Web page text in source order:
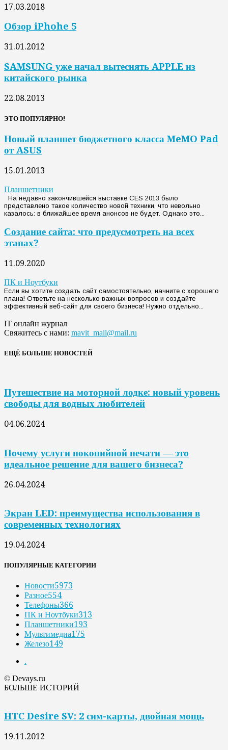
17.03.2018
Обзор iPhohe 5
31.01.2012
SAMSUNG уже начал вытеснять APPLE из
китайского рынка
22.08.2013
ЭТО ПОПУЛЯРНО!
Новый планшет бюджетного класса MeMO Pad
от ASUS
15.01.2013
Планшетники
На недавно закончившейся выставке CES 2013 было
представлено такое количество новой техники, что невольно
казалось: в ближайшее время анонсов не будет. Однако это...
Создание сайта: что предусмотреть на всех
этапах?
11.09.2020
ПК и Ноутбуки
Если вы хотите создать сайт самостоятельно, начните с хорошего
плана! Ответьте на несколько важных вопросов и создайте
эффективный веб-сайт для своего бизнеса! Нужно отдельно...
IT онлайн журнал
Свяжитесь с нами: mavit_mail@mail.ru
ЕЩЁ БОЛЬШЕ НОВОСТЕЙ
Путешествие на моторной лодке: новый уровень
свободы для водных любителей
04.06.2024
Почему услуги покопийной печати — это
идеальное решение для вашего бизнеса?
26.04.2024
Экран LED: преимущества использования в
современных технологиях
19.04.2024
ПОПУЛЯРНЫЕ КАТЕГОРИИ
Новости5973
Разное554
Телефоны366
ПК и Ноутбуки313
Планшетники193
Мультимедиа175
Железо149
.
© Devays.ru
БОЛЬШЕ ИСТОРИЙ
HTC Desire SV: 2 сим-карты, двойная мощь
19.11.2012